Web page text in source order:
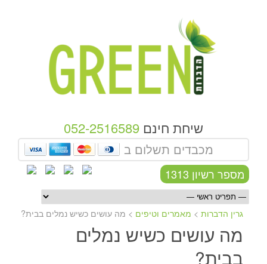
שיחת חינם 052-2516589
מכבדים תשלום ב
מספר רשיון 1313
גרין הדברות > מאמרים וטיפים > מה עושים כשיש נמלים בבית?
מה עושים כשיש נמלים
בבית?